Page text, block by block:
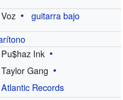
Voz guitarra bajo
Pu$haz Ink
Taylor Gang
Atlantic Records